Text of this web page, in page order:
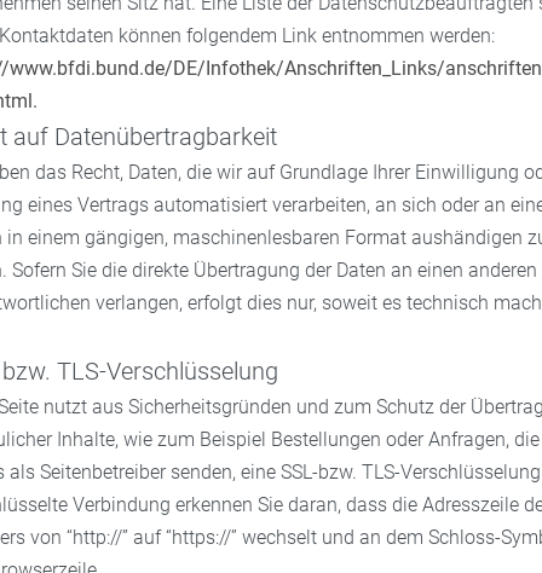
können folgendem Link entnommen werden:
www.bfdi.bund.de/DE/Infothek/Anschriften_Links/
auf Datenübertragbarkeit
das Recht, Daten, die wir auf Grundlage Ihrer Einwilligung
eines Vertrags automatisiert verarbeiten, an sich oder an
in einem gängigen, maschinenlesbaren Format aushändigen
Sofern Sie die direkte Übertragung der Daten an einen anderen
verlangen, erfolgt dies nur, soweit es technisch
TLS-Verschlüsselung
nutzt aus Sicherheitsgründen und zum Schutz der
Inhalte, wie zum Beispiel Bestellungen oder Anfragen, die
als Seitenbetreiber senden, eine SSL-bzw. TLS-
Verbindung erkennen Sie daran, dass die Adresszeile
von “http://” auf “https://” wechselt und an dem Schloss-